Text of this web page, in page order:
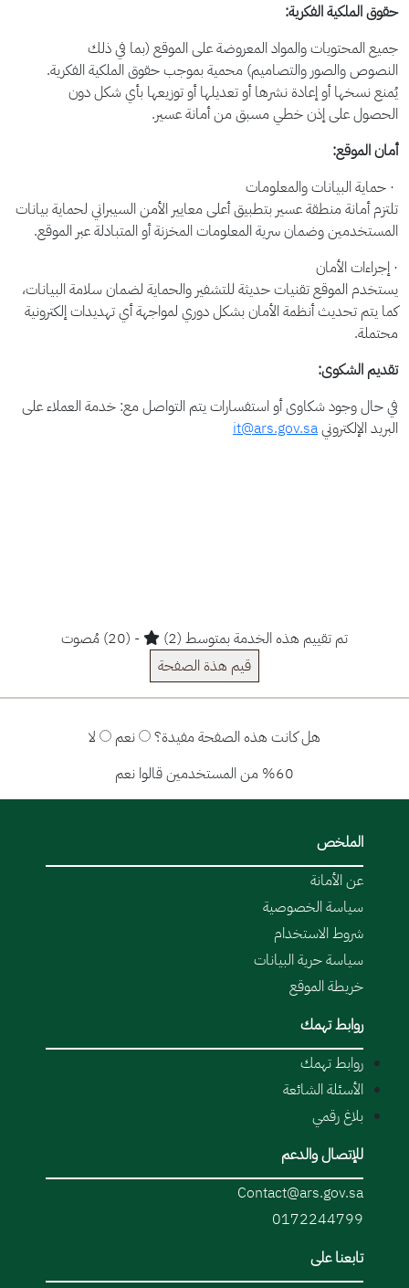
حقوق الملكية الفكرية:
جميع المحتويات والمواد المعروضة على الموقع (بما في ذلك
النصوص والصور والتصاميم) محمية بموجب حقوق الملكية الفكرية.
يُمنع نسخها أو إعادة نشرها أو تعديلها أو توزيعها بأي شكل دون
الحصول على إذن خطي مسبق من أمانة عسير.
أمان الموقع:
· حماية البيانات والمعلومات
تلتزم أمانة منطقة عسير بتطبيق أعلى معايير الأمن السيبراني لحماية بيانات
المستخدمين وضمان سرية المعلومات المخزنة أو المتبادلة عبر الموقع.
· إجراءات الأمان
يستخدم الموقع تقنيات حديثة للتشفير والحماية لضمان سلامة البيانات،
كما يتم تحديث أنظمة الأمان بشكل دوري لمواجهة أي تهديدات إلكترونية
محتملة.
تقديم الشكوى:
في حال وجود شكاوى أو استفسارات يتم التواصل مع: خدمة العملاء على
البريد الإلكترونيit@ars.gov.sa
تم تقييم هذه الخدمة بمتوسط (2)
- (20) مُصوت
قيم هذة الصفحة
هل كانت هذه الصفحة مفيدة؟ نعم
لا
%60 من المستخدمين قالوا نعم
الملخص
عن الأمانة
سياسة الخصوصية
شروط الاستخدام
سياسة حرية البيانات
خريطة الموقع
روابط تهمك
روابط تهمك
الأسئلة الشائعة
بلاغ رقمي
للإتصال والدعم
Contact@ars.gov.sa
0172244799
تابعنا على